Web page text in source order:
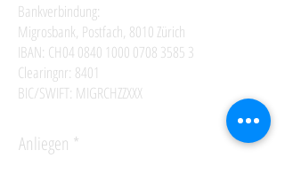
Bankverbindung:
Migrosbank, Postfach, 8010 Zürich
IBAN: CH04 0840 1000 0708 3585 3
Clearingnr: 8401
BIC/SWIFT: MIGRCHZZXXX
Anliegen